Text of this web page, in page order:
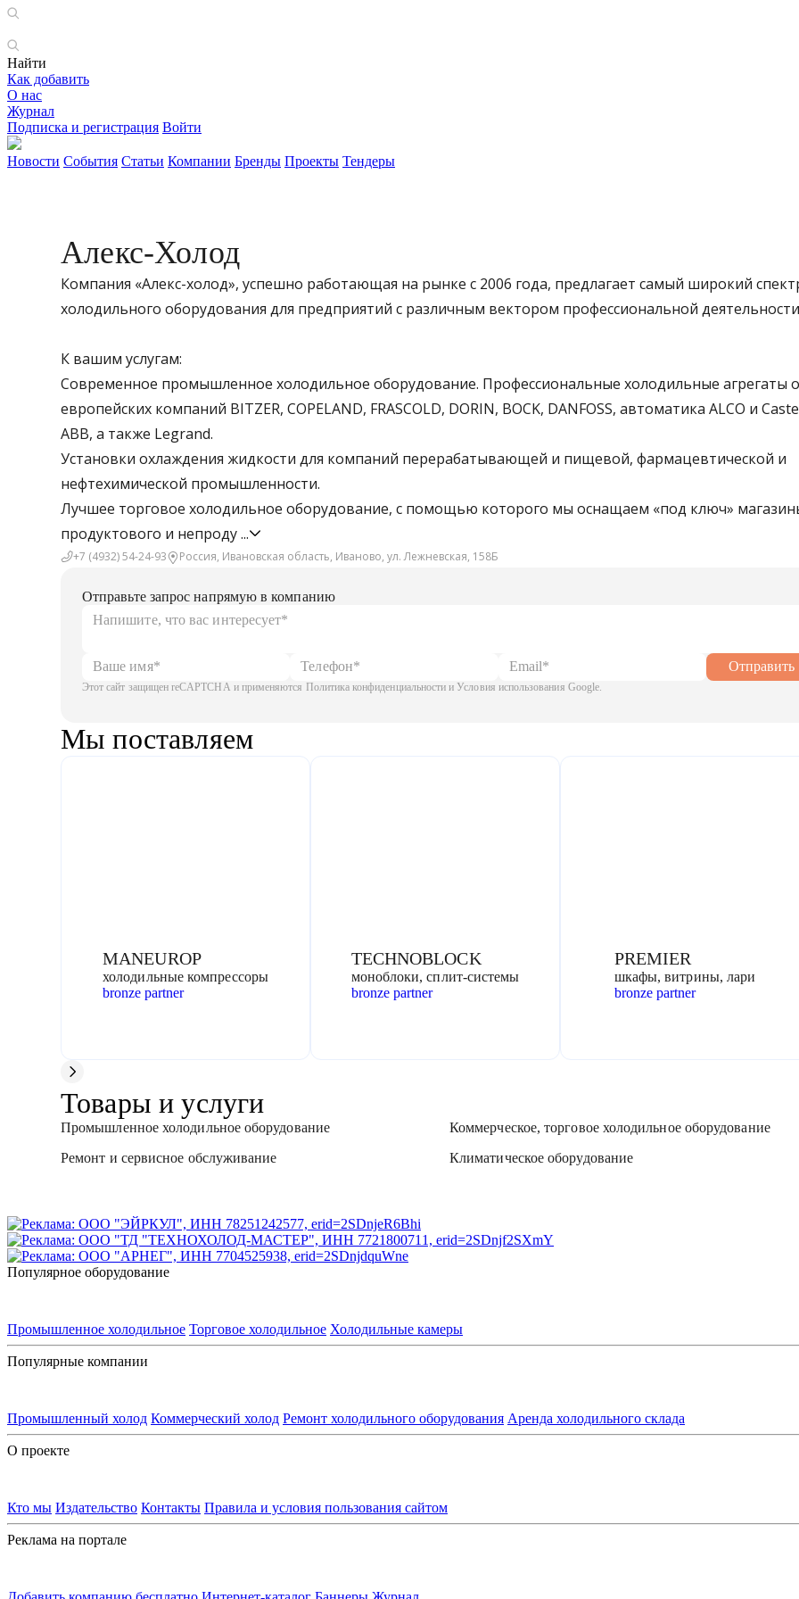
Найти
Как добавить
О нас
Журнал
Подписка и регистрация Войти
Новости События Статьи Компании Бренды Проекты Тендеры
Алекс-Холод
Компания «Алекс-холод», успешно работающая на рынке с 2006 года, предлагает самый широкий
холодильного оборудования для предприятий с различным вектором профессиональной
К вашим услугам:
Современное промышленное холодильное оборудование. Профессиональные холодильные агрегаты
европейских компаний BITZER, COPELAND, FRASCOLD, DORIN, BOCK, DANFOSS, автоматика ALCO и
ABB, а также Legrand.
Установки охлаждения жидкости для компаний перерабатывающей и пищевой, фармацевтической и
нефтехимической промышленности.
Лучшее торговое холодильное оборудование, с помощью которого мы оснащаем «под ключ»
продуктового и непроду...
+7 (4932) 54-24-93 Россия, Ивановская область, Иваново, ул. Лежневская, 158Б
Отправьте запрос напрямую в компанию
Отправить
Этот сайт защищен reCAPTCHA и применяются Политика конфиденциальности и Условия использования Google.
Мы поставляем
MANEUROP
холодильные компрессоры
bronze partner
TECHNOBLOCK
моноблоки, сплит-системы
bronze partner
PREMIER
шкафы, витрины, лари
bronze partner
Товары и услуги
Промышленное холодильное оборудование
Коммерческое, торговое холодильное оборудование
Ремонт и сервисное обслуживание
Климатическое оборудование
Популярное оборудование
Промышленное холодильное Торговое холодильное Холодильные камеры
Популярные компании
Промышленный холод Коммерческий холод Ремонт холодильного оборудования Аренда холодильного склада
О проекте
Кто мы Издательство Контакты Правила и условия пользования сайтом
Реклама на портале